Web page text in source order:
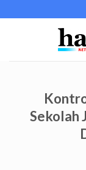
to
Sekolah